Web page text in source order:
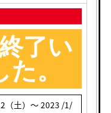
了い
。
（土）～ 2023 /1/